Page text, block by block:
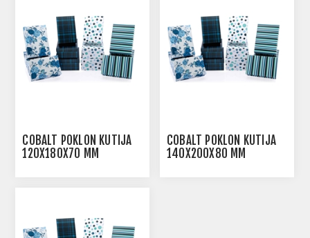
COBALT POKLON KUTIJA
120X180X70 MM
COBALT POKLON KUTIJA
140X200X80 MM